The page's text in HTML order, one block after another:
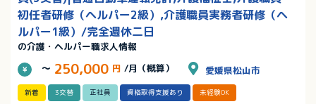
初任者研修（ヘルパー2級）,介護職員実務者研修（ヘ
ルパー1級）/完全週休二日
の介護・ヘルパー職求人情報
～ 250,000 円 /月（概算） 愛媛県松山市
新着 3交替 正社員 資格取得支援あり 未経験OK